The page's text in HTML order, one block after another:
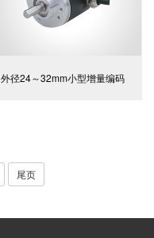
外径24～32mm小型增量编码
尾页